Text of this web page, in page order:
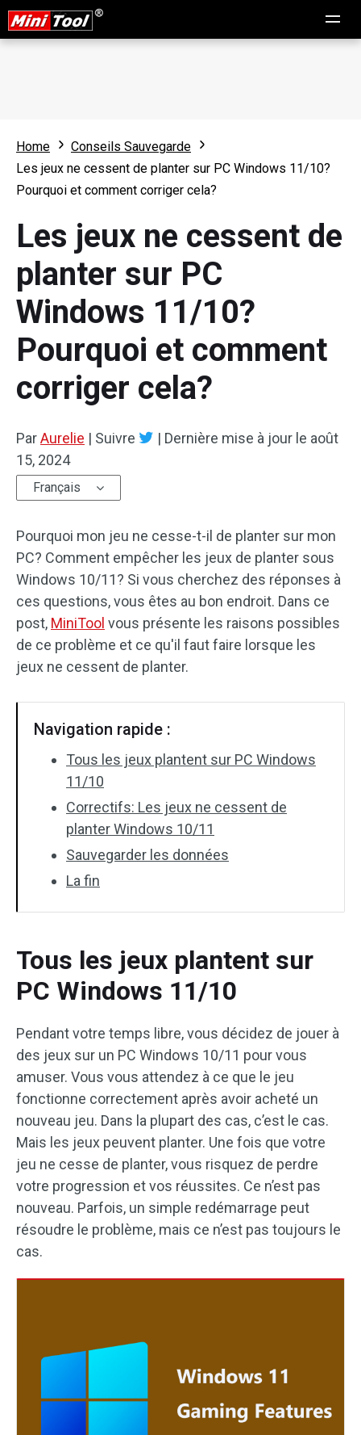
Home
Conseils Sauvegarde
Les jeux ne cessent de planter sur PC Windows 11/10?
Pourquoi et comment corriger cela?
Les jeux ne cessent de
planter sur PC
Windows 11/10?
Pourquoi et comment
corriger cela?
ParAurelie | Suivre | Dernière mise à jour le août
15, 2024
Français
Pourquoi mon jeu ne cesse-t-il de planter sur mon
PC? Comment empêcher les jeux de planter sous
Windows 10/11? Si vous cherchez des réponses à
ces questions, vous êtes au bon endroit. Dans ce
post, MiniTool vous présente les raisons possibles
de ce problème et ce qu'il faut faire lorsque les
jeux ne cessent de planter.
Navigation rapide :
Tous les jeux plantent sur PC Windows
11/10
Correctifs: Les jeux ne cessent de
planter Windows 10/11
Sauvegarder les données
La fin
Tous les jeux plantent sur
PC Windows 11/10
Pendant votre temps libre, vous décidez de jouer à
des jeux sur un PC Windows 10/11 pour vous
amuser. Vous vous attendez à ce que le jeu
fonctionne correctement après avoir acheté un
nouveau jeu. Dans la plupart des cas, c’est le cas.
Mais les jeux peuvent planter. Une fois que votre
jeu ne cesse de planter, vous risquez de perdre
votre progression et vos réussites. Ce n’est pas
nouveau. Parfois, un simple redémarrage peut
résoudre le problème, mais ce n’est pas toujours le
cas.